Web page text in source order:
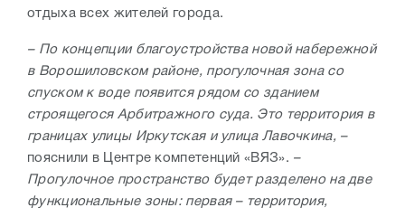
отдыха всех жителей города.
– По концепции благоустройства новой набережной
в Ворошиловском районе, прогулочная зона со
спуском к воде появится рядом со зданием
строящегося Арбитражного суда. Это территория в
границах улицы Иркутская и улица Лавочкина, –
пояснили в Центре компетенций «ВЯЗ». –
Прогулочное пространство будет разделено на две
функциональные зоны: первая – территория,